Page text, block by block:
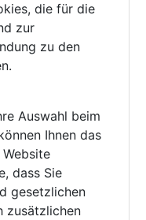
die für die
zur
zu den
Auswahl beim
Ihnen das
dass Sie
gesetzlichen
zusätzlichen